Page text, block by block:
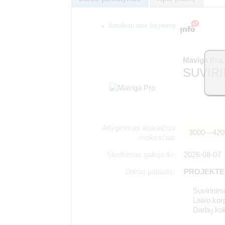
Maviga Pro,
2026-08-07
Laivo
Darbų
Smulkiau apie šią įmonę